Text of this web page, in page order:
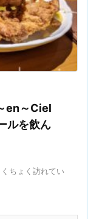
en～Ciel
ルを飲ん
ちょく訪れてい